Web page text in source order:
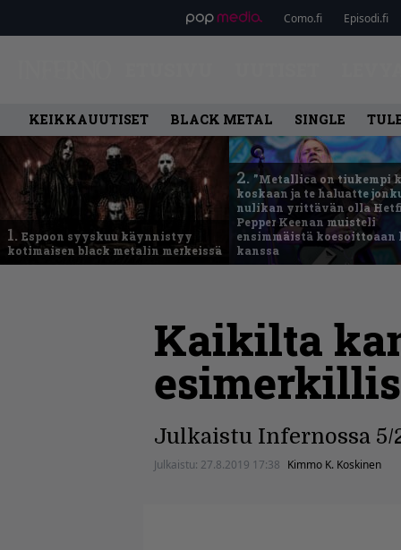
Como.fi Episodi.fi
KEIKKAUUTISET BLACK METAL SINGLE
1. Espoon syyskuu käynnistyy
kotimaisen black metalin merkeissä
2. ”Metallica on tiukempi
koskaan ja te haluatte
nulikan yrittävän olla
Pepper Keenan muisteli
ensimmäistä koesoittoaan
kanssa
Kaikilta
Julkaistu Infernossa 5/
Julkaistu: 27.8.2019 17:38 Kimmo K. Koskinen